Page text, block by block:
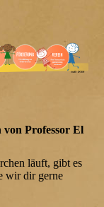
von Professor El
läuft, gibt es
wir dir gerne